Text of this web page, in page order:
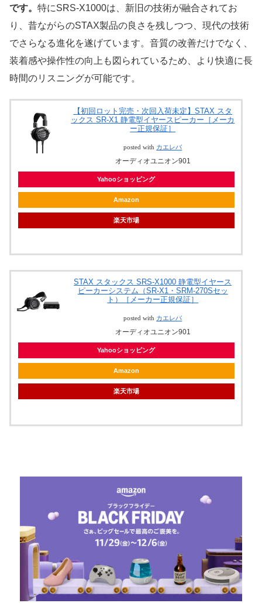
です。 特にSRS-X1000は、新旧の技術が融合されてお
り、昔ながらのSTAX製品の良さを残しつつ、現代の技術
でさらなる進化を遂げています。音質の改善だけでなく、
装着感や操作性の向上も図られているため、より快適に長
時間のリスニングが可能です。
【初回ロット完売・次回入荷未定】STAX スタ
ックス SR-X1 静電型イヤースピーカー［メーカ
ー正規保証］
posted with カエレバ
オーディオユニオン901
Yahooショッピング
Amazon
楽天市場
STAX スタックス SRS-X1000 静電型イヤース
ピーカーシステム（SR-X1・SRM-270Sセッ
ト）［メーカー正規保証］
posted with カエレバ
オーディオユニオン901
Yahooショッピング
Amazon
楽天市場